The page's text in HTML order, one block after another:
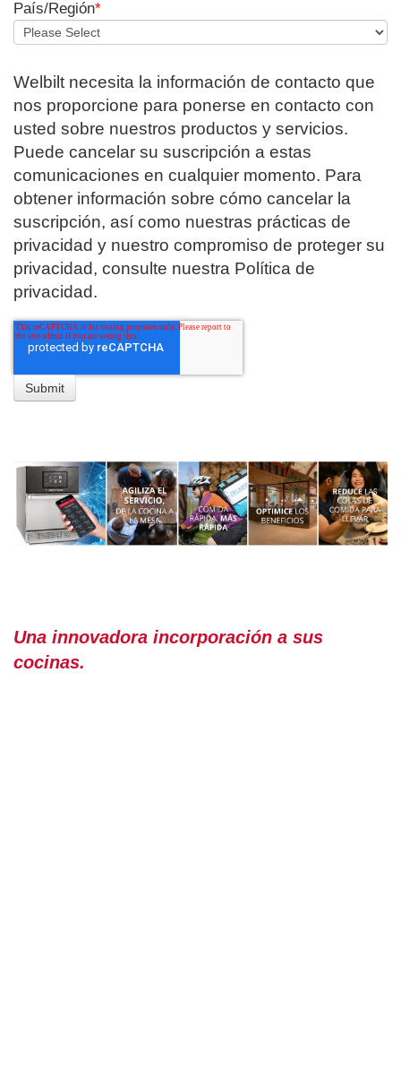
País/Región*
Welbilt necesita la información de contacto que
nos proporcione para ponerse en contacto con
usted sobre nuestros productos y servicios.
Puede cancelar su suscripción a estas
comunicaciones en cualquier momento. Para
obtener información sobre cómo cancelar la
suscripción, así como nuestras prácticas de
privacidad y nuestro compromiso de proteger su
privacidad, consulte nuestra Política de
privacidad.
Una innovadora incorporación a sus
cocinas.